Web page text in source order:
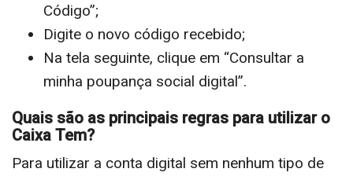
Código”;
Digite o novo código recebido;
Na tela seguinte, clique em “Consultar a
minha poupança social digital”.
Quais são as principais regras para utilizar o
Caixa Tem?
Para utilizar a conta digital sem nenhum tipo de